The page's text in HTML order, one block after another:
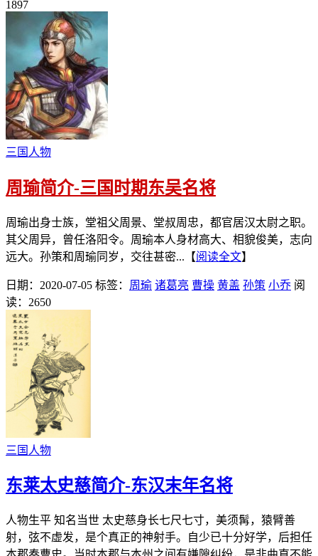
1897
三国人物
周瑜简介-三国时期东吴名将
周瑜出身士族，堂祖父周景、堂叔周忠，都官居汉太尉之职。
其父周异，曾任洛阳令。周瑜本人身材高大、相貌俊美，志向
远大。孙策和周瑜同岁，交往甚密...【阅读全文】
日期：2020-07-05 标签： 周瑜 诸葛亮 曹操 黄盖 孙策 小乔 阅
读：2650
三国人物
东莱太史慈简介-东汉末年名将
人物生平 知名当世 太史慈身长七尺七寸，美须髯，猿臂善
射，弦不虚发，是个真正的神射手。自少已十分好学，后担任